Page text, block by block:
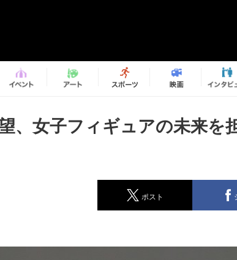
、女子フィギュアの未来を
ポスト